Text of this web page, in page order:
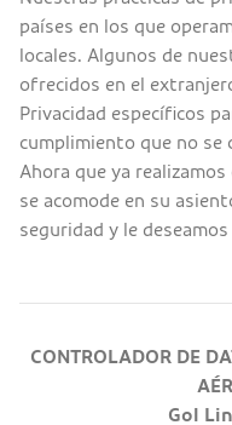
países en los que
locales. Algunos de
ofrecidos en el
Privacidad específicos
cumplimiento que no se
Ahora que ya
se acomode en su
seguridad y le
CONTROLADOR DE
Gol